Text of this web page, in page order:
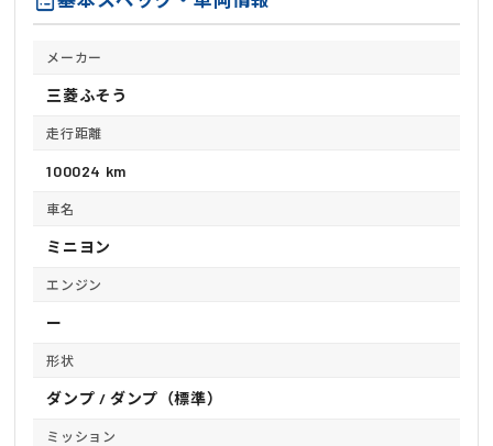
メーカー
三菱ふそう
走行距離
100024 km
車名
ミニヨン
エンジン
ー
形状
ダンプ / ダンプ（標準）
ミッション